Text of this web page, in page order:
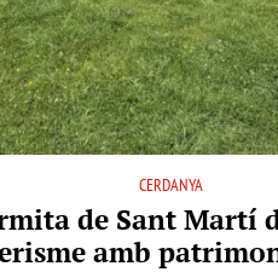
CERDANYA
de Sant Martí
amb